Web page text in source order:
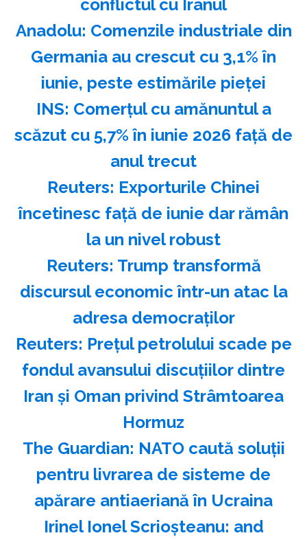
conflictul cu Iranul
Anadolu: Comenzile industriale din
Germania au crescut cu 3,1% în
iunie, peste estimările pieţei
INS: Comerţul cu amănuntul a
scăzut cu 5,7% în iunie 2026 faţă de
anul trecut
Reuters: Exporturile Chinei
încetinesc faţă de iunie dar rămân
la un nivel robust
Reuters: Trump transformă
discursul economic într-un atac la
adresa democraţilor
Reuters: Preţul petrolului scade pe
fondul avansului discuţiilor dintre
Iran şi Oman privind Strâmtoarea
Hormuz
The Guardian: NATO caută soluţii
pentru livrarea de sisteme de
apărare antiaeriană în Ucraina
Irinel Ionel Scrioşteanu: and